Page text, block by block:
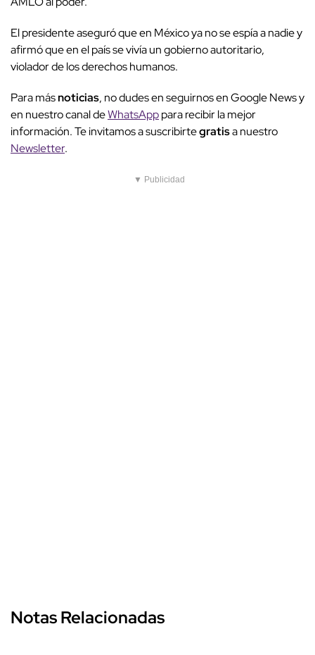
El presidente aseguró que en México ya no se espía a nadie y
afirmó que en el país se vivía un gobierno autoritario,
violador de los derechos humanos.
Para másnoticias, no dudes en seguirnos en Google News y
en nuestro canal deWhatsApppara recibir la mejor
información. Te invitamos a suscribirtegratisa nuestro
Newsletter.
▼ Publicidad
Notas Relacionadas